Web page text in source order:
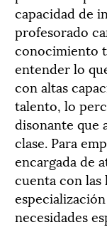
capacidad de
profesorado
conocimiento
entender lo
con altas
talento, lo
disonante que
clase. Para
encargada de
cuenta con las
necesidades